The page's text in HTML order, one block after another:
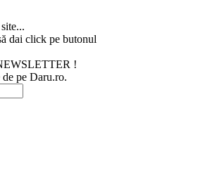
dai click pe butonul
!
pe Daru.ro.